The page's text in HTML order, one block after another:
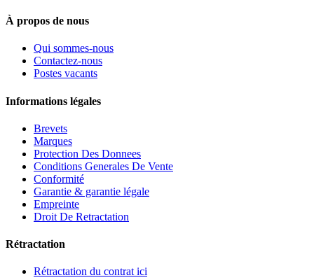
À propos de nous
Qui sommes-nous
Contactez-nous
Postes vacants
Informations légales
Brevets
Marques
Protection Des Donnees
Conditions Generales De Vente
Conformité
Garantie & garantie légale
Empreinte
Droit De Retractation
Rétractation
Rétractation du contrat ici